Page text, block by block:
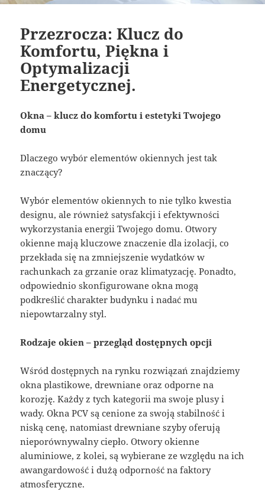
Przezrocza: Klucz do
Komfortu, Piękna i
Optymalizacji
Energetycznej.
Okna – klucz do komfortu i estetyki Twojego
domu
Dlaczego wybór elementów okiennych jest tak
znaczący?
Wybór elementów okiennych to nie tylko kwestia
designu, ale również satysfakcji i efektywności
wykorzystania energii Twojego domu. Otwory
okienne mają kluczowe znaczenie dla izolacji, co
przekłada się na zmniejszenie wydatków w
rachunkach za grzanie oraz klimatyzację. Ponadto,
odpowiednio skonfigurowane okna mogą
podkreślić charakter budynku i nadać mu
niepowtarzalny styl.
Rodzaje okien – przegląd dostępnych opcji
Wśród dostępnych na rynku rozwiązań znajdziemy
okna plastikowe, drewniane oraz odporne na
korozję. Każdy z tych kategorii ma swoje plusy i
wady. Okna PCV są cenione za swoją stabilność i
niską cenę, natomiast drewniane szyby oferują
nieporównywalny ciepło. Otwory okienne
aluminiowe, z kolei, są wybierane ze względu na ich
awangardowość i dużą odporność na faktory
atmosferyczne.